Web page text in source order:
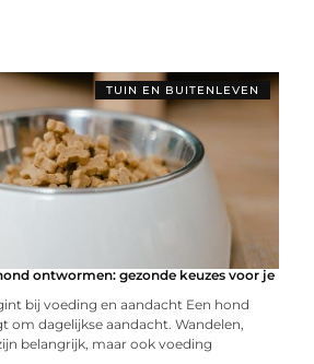
TUIN EN BUITENLEVEN
ontwormen: gezonde keuzes voor je
bij voeding en aandacht Een hond
om dagelijkse aandacht. Wandelen,
belangrijk, maar ook voeding